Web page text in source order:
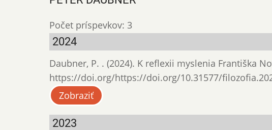
Počet príspevkov: 3
2024
Daubner, P. . (2024). K reflexii myslenia Františka
https://doi.org/https://doi.org/10.31577/
Zobraziť
2023